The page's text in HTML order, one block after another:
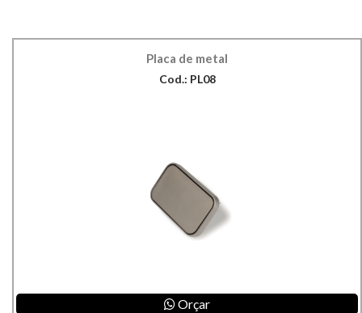
Placa de metal
Cod.: PL08
Orçar